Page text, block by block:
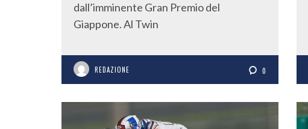
dall’imminente Gran Premio del
Giappone. Al Twin
REDAZIONE 0